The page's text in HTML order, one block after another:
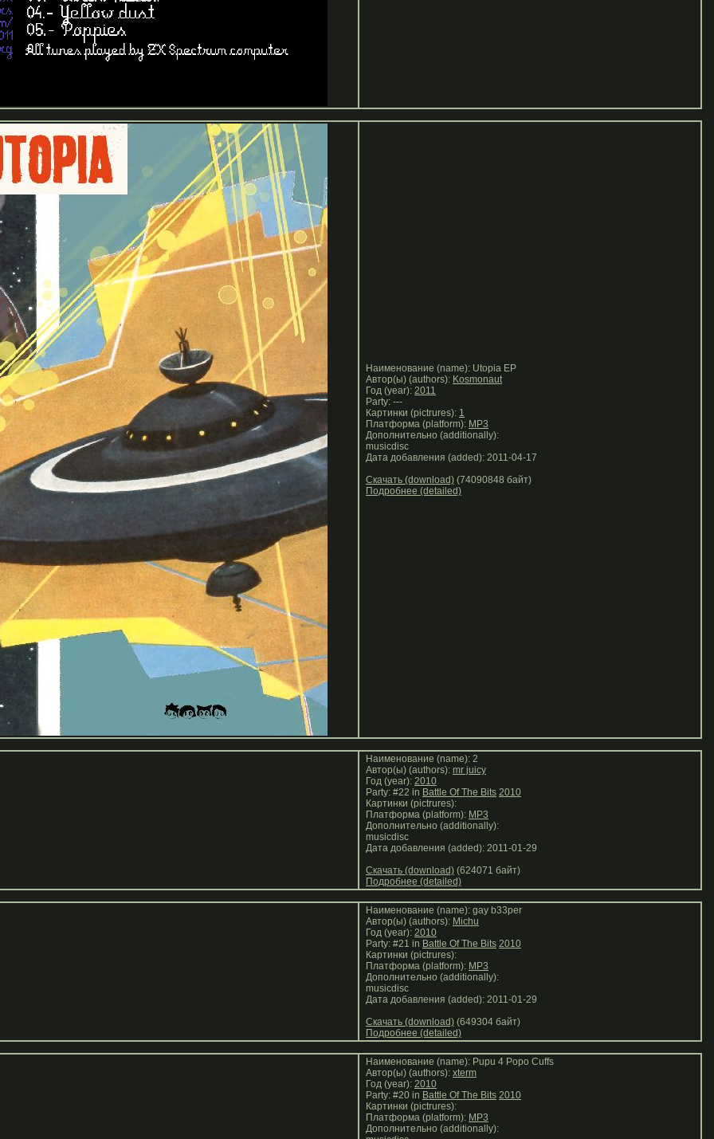
Наименование (name): Utopia EP
Автор(ы) (authors): Kosmonaut
Год (year): 2011
Party: ---
Картинки (pictrures): 1
Платформа (platform): MP3
Дополнительно (additionally):
musicdisc
Дата добавления (added): 2011-04-17
Скачать (download) (74090848 байт)
Подробнее (detailed)
Наименование (name): 2
Автор(ы) (authors): mr juicy
Год (year): 2010
Party: #22 in Battle Of The Bits 2010
Картинки (pictrures):
Платформа (platform): MP3
Дополнительно (additionally):
musicdisc
Дата добавления (added): 2011-01-29
Скачать (download) (624071 байт)
Подробнее (detailed)
Наименование (name): gay b33per
Автор(ы) (authors): Michu
Год (year): 2010
Party: #21 in Battle Of The Bits 2010
Картинки (pictrures):
Платформа (platform): MP3
Дополнительно (additionally):
musicdisc
Дата добавления (added): 2011-01-29
Скачать (download) (649304 байт)
Подробнее (detailed)
Наименование (name): Pupu 4 Popo Cuffs
Автор(ы) (authors): xterm
Год (year): 2010
Party: #20 in Battle Of The Bits 2010
Картинки (pictrures):
Платформа (platform): MP3
Дополнительно (additionally):